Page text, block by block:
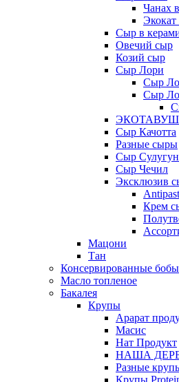
Чанах
Экокат
Сыр в
Овечий сыр
Козий сыр
Сыр Лори
Сыр
Сыр
ЭКОТАВУШ
Сыр Качотта
Разные сыры
Сыр
Сыр Чечил
Эксклюзив
Крем
Мацони
Тан
Консервированные бобы
Масло топленое
Бакалея
Крупы
Арарат
Масис
Нат Продукт
НАША
Разные
Крупы